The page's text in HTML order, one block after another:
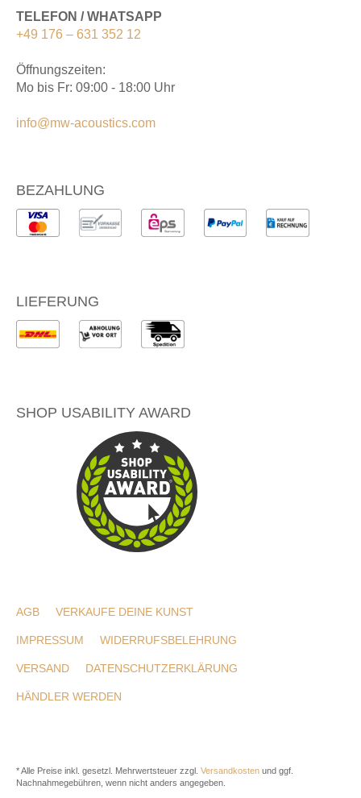
TELEFON / WHATSAPP
+49 176 – 631 352 12
Öffnungszeiten:
Mo bis Fr: 09:00 - 18:00 Uhr
info@mw-acoustics.com
BEZAHLUNG
LIEFERUNG
SHOP USABILITY AWARD
AGB VERKAUFE DEINE KUNST
IMPRESSUM WIDERRUFSBELEHRUNG
VERSAND DATENSCHUTZERKLÄRUNG
HÄNDLER WERDEN
* Alle Preise inkl. gesetzl. Mehrwertsteuer zzgl. Versandkosten und ggf.
Nachnahmegebühren, wenn nicht anders angegeben.